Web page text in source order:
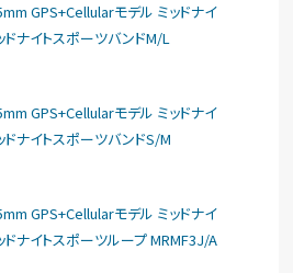
GPS+Cellularモデル ミッドナイ
ドナイトスポーツバンドM/L
GPS+Cellularモデル ミッドナイ
ドナイトスポーツバンドS/M
GPS+Cellularモデル ミッドナイ
ドナイトスポーツループ MRMF3J/A